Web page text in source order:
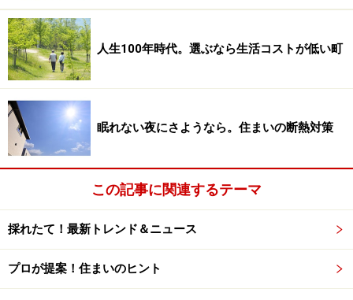
になって、大きめの窓や掃き出し窓を用意している商品
もみられるが、なかなかプランニングはしにくいのかも
しれない。
実際に掃き出し窓を取り入れてみて、よかったな、と思
うのは、なんといっても開放的なことだ。夏場は窓を開
け放って外の風を取りこむことで、露天風呂感覚を楽し
めるし、小さいながらウッドデッキを繋げたので、湯あ
がりにくつろぐことも。もちろん、換気がしやすいのも
魅力。入浴後は、窓を全開しておけば、浴室内の渇きも
早いし、浴室掃除をする時も窓を開けながらのお手入れ
は、気持ちのいいものだ。庭仕事で手や足が汚れても、
デッキから浴室に直行し、シャワーですぐに洗うことも
人生100年時代。選ぶなら生活コストが低い町
眠れない夜にさようなら。住まいの断熱対策
この記事に関連するテーマ
採れたて！最新トレンド＆ニュース
プロが提案！住まいのヒント